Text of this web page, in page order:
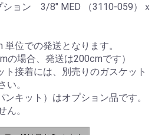
ション 3/8" MED （3110-059）ｘ
位での発送となります。
の場合、発送は200cmです）
ト接着には、別売りのガスケット
い。
キット）はオプション品です。
ん。